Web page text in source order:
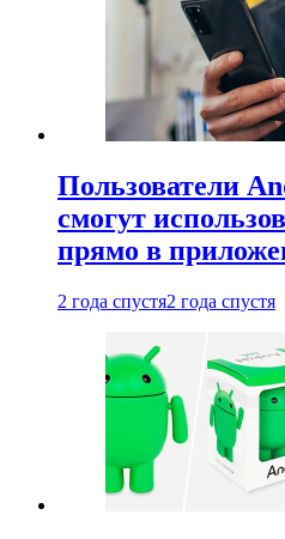
Пользователи
смогут
прямо в
2 года спустя2 года спустя